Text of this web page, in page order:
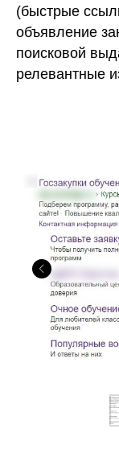
(быстрые
объявление
поисковой
релевантные